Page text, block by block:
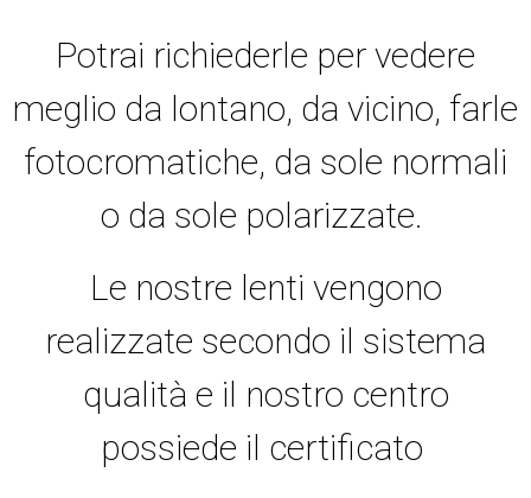
Potrai richiederle per vedere
meglio da lontano, da vicino, farle
fotocromatiche, da sole normali
o da sole polarizzate.
Le nostre lenti vengono
realizzate secondo il sistema
qualità e il nostro centro
possiede il certificato